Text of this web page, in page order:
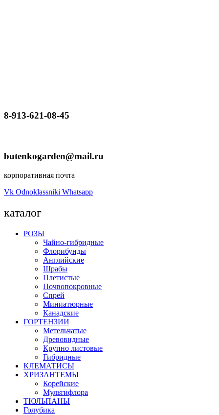
8-913-621-08-45
butenkogarden@mail.ru
корпоративная почта
Vk Odnoklassniki Whatsapp
каталог
РОЗЫ
Чайно-гибридные
Флорибунды
Английские
Шрабы
Плетистые
Почвопокровные
Спрей
Миниатюрные
Канадские
ГОРТЕНЗИИ
Метельчатые
Древовидные
Крупно листовые
Гибридные
КЛЕМАТИСЫ
ХРИЗАНТЕМЫ
Корейские
Мультифлора
ТЮЛЬПАНЫ
Голубика